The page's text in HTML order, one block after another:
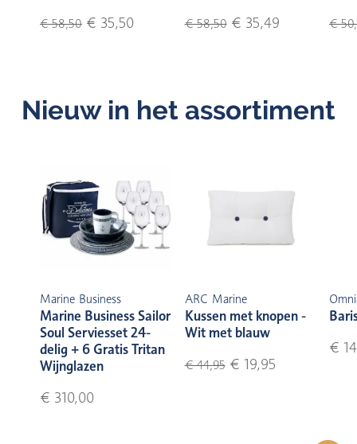
€ 58,50 € 35,50 € 58,50€ 35,49 €
Nieuw in het assortiment
Marine Business
Marine Business Sailor
Soul Serviesset 24-
delig + 6 Gratis Tritan
Wijnglazen
€ 310,00
ARC Marine
Kussen met knopen -
Wit met blauw
€ 44,95€ 19,95
€